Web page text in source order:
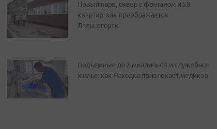
Новый парк, сквер с фонтаном и 50
квартир: как преображается
Дальнегорск
Подъемные до 2 миллионов и служебное
жилье: как Находка привлекает медиков